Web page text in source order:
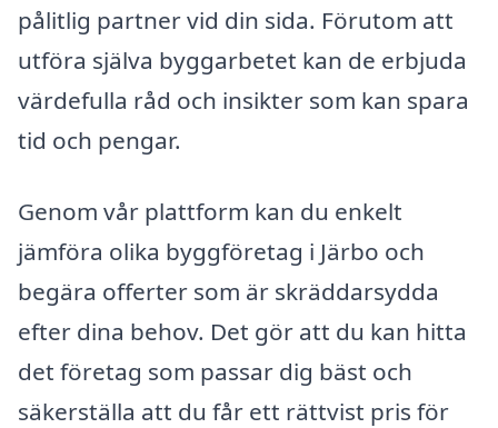
pålitlig partner vid din sida. Förutom att
utföra själva byggarbetet kan de erbjuda
värdefulla råd och insikter som kan spara
tid och pengar.
Genom vår plattform kan du enkelt
jämföra olika byggföretag i Järbo och
begära offerter som är skräddarsydda
efter dina behov. Det gör att du kan hitta
det företag som passar dig bäst och
säkerställa att du får ett rättvist pris för